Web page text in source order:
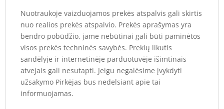
Nuotraukoje vaizduojamos prekės atspalvis gali skirtis
nuo realios prekės atspalvio. Prekės aprašymas yra
bendro pobūdžio, jame nebūtinai gali būti paminėtos
visos prekės techninės savybės. Prekių likutis
sandėlyje ir internetinėje parduotuvėje išimtinais
atvejais gali nesutapti. Jeigu negalėsime įvykdyti
užsakymo Pirkėjas bus nedelsiant apie tai
informuojamas.